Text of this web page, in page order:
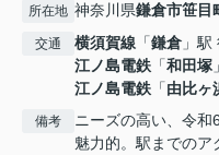
所在地 神奈川県鎌倉市笹目
交通 横須賀線 「鎌倉 」
江ノ島電鉄 「和田塚
江ノ島電鉄 「由比ヶ
備考
ニーズの高い、令
魅力的。駅までのア